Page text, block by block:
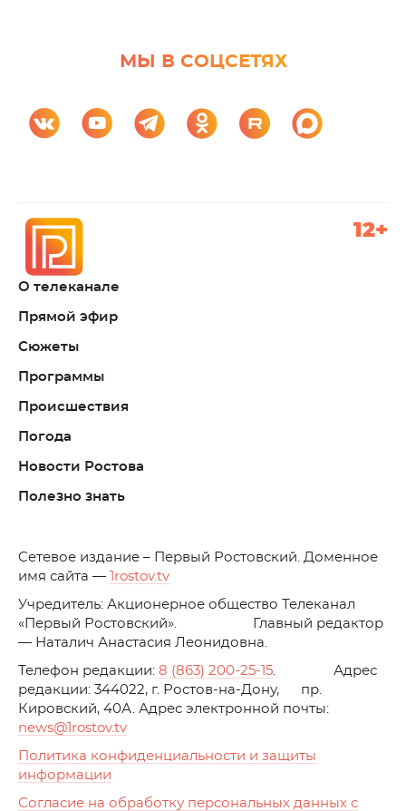
МЫ В СОЦСЕТЯХ
О телеканале
Прямой эфир
Сюжеты
Программы
Происшествия
Погода
Новости Ростова
Полезно знать
12+
Cетевое издание – Первый Ростовский. Доменное
имя сайта —
1rostov.tv
Учредитель: Акционерное общество Телеканал
«Первый Ростовский». Главный редактор
— Наталич Анастасия Леонидовна.
Телефон редакции: 8 (863) 200-25-15. Адрес
редакции: 344022, г. Ростов-на-Дону, пр.
Кировский, 40А. Адрес электронной почты:
news@1rostov.tv
Политика конфиденциальности и защиты
информации
Согласие на обработку персональных данных с